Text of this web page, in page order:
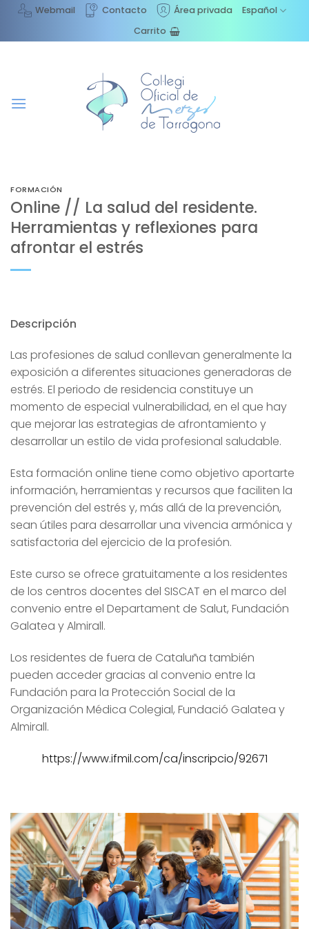
Saltar
contenido
Webmail Contacto Área privada
Español
Carrito
FORMACIÓN
Online // La salud del residente.
Herramientas y reflexiones para
afrontar el estrés
Descripción
Las profesiones de salud conllevan generalmente la
exposición a diferentes situaciones generadoras de
estrés. El periodo de residencia constituye un
momento de especial vulnerabilidad, en el que hay
que mejorar las estrategias de afrontamiento y
desarrollar un estilo de vida profesional saludable.
Esta formación online tiene como objetivo aportarte
información, herramientas y recursos que faciliten la
prevención del estrés y, más allá de la prevención,
sean útiles para desarrollar una vivencia armónica y
satisfactoria del ejercicio de la profesión.
Este curso se ofrece gratuitamente a los residentes
de los centros docentes del SISCAT en el marco del
convenio entre el Departament de Salut, Fundación
Galatea y Almirall.
Los residentes de fuera de Cataluña también
pueden acceder gracias al convenio entre la
Fundación para la Protección Social de la
Organización Médica Colegial, Fundació Galatea y
Almirall.
https://www.ifmil.com/ca/inscripcio/92671